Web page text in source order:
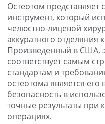
Остеотом
инструмент, который
челюстно-лицевой
аккуратного отделяния
Произведенный в США,
соответствует самым
стандартам и
остеотома является
безопасность в
точные результаты при
операциях.